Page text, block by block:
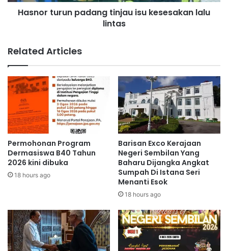
8
.
3
j
u
a
p
r
k
a
n
d
i
d
a
n
g
t
n
j
a
u
i
s
s
e
s
a
Hasnor turun padang tinjau isu kesesakan lalu
lintas
Related Articles
Permohonan Program
Dermasiswa B40 Tahun
2026 kini dibuka
18 hours ago
Barisan Exco Kerajaan
Negeri Sembilan Yang
Baharu Dijangka Angkat
Sumpah Di Istana Seri
Menanti Esok
18 hours ago